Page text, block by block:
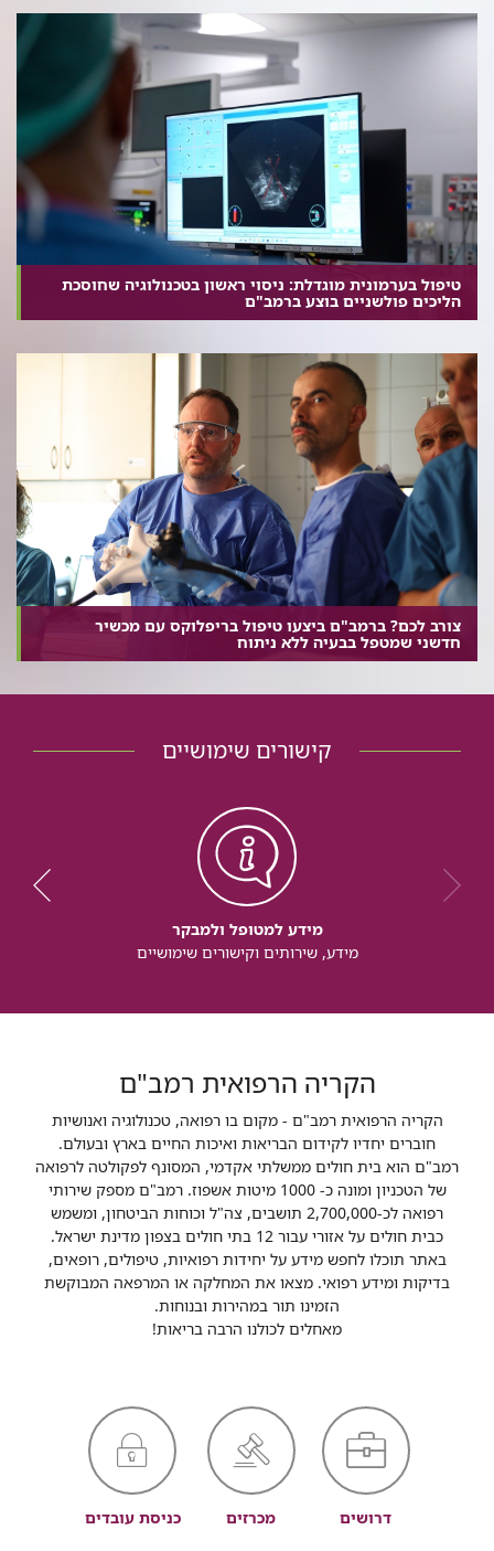
טיפול בערמונית מוגדלת: ניסוי ראשון בטכנולוגיה שחוסכת
הליכים פולשניים בוצע ברמב"ם
צורב לכם? ברמב"ם ביצעו טיפול בריפלוקס עם מכשיר
חדשני שמטפל בבעיה ללא ניתוח
קישורים שימושיים
מידע למטופל ולמבקר
מידע, שירותים וקישורים שימושיים
הקריה הרפואית רמב"ם
הקריה הרפואית רמב"ם - מקום בו רפואה, טכנולוגיה ואנושיות
חוברים יחדיו לקידום הבריאות ואיכות החיים בארץ ובעולם.
רמב"ם הוא בית חולים ממשלתי אקדמי, המסונף לפקולטה לרפואה
של הטכניון ומונה כ- 1000 מיטות אשפוז. רמב"ם מספק שירותי
רפואה לכ-2,700,000 תושבים, צה"ל וכוחות הביטחון, ומשמש
כבית חולים על אזורי עבור 12 בתי חולים בצפון מדינת ישראל.
באתר תוכלו לחפש מידע על יחידות רפואיות, טיפולים, רופאים,
בדיקות ומידע רפואי. מצאו את המחלקה או המרפאה המבוקשת
הזמינו תור במהירות ובנוחות.
מאחלים לכולנו הרבה בריאות!
דרושים מכרזים כניסת עובדים